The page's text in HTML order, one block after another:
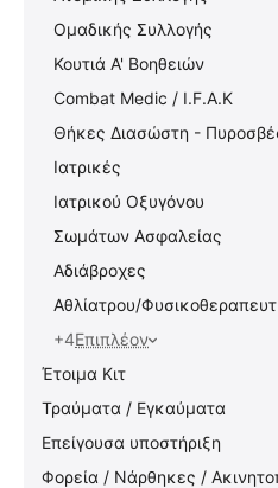
Ομαδικής Συλλογής
Κουτιά Α' Βοηθειών
Combat Medic / I.F.A.K
Θήκες Διασώστη -
Ιατρικές
Ιατρικού Οξυγόνου
Σωμάτων Ασφαλείας
Αδιάβροχες
Αθλίατρου/
+4Επιπλέον
Έτοιμα Κιτ
Τραύματα / Εγκαύματα
Επείγουσα υποστήριξη
Φορεία / Νάρθηκες /